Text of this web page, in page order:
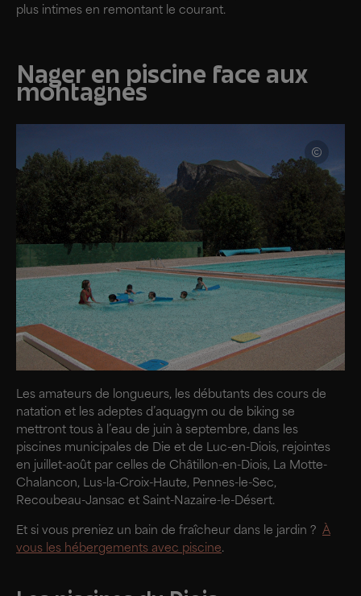
plus intimes en remontant le courant.
Nager en piscine face aux
montagnes
Les amateurs de longueurs, les débutants des cours de
natation et les adeptes d’aquagym ou de biking se
mettront tous à l’eau de juin à septembre, dans les
piscines municipales de Die et de Luc-en-Diois, rejointes
en juillet-août par celles de Châtillon-en-Diois, La Motte-
Chalancon, Lus-la-Croix-Haute, Pennes-le-Sec,
Recoubeau-Jansac et Saint-Nazaire-le-Désert.
Et si vous preniez un bain de fraîcheur dans le jardin ? À
vous les hébergements avec piscine.